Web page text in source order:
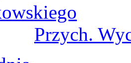
Przych.